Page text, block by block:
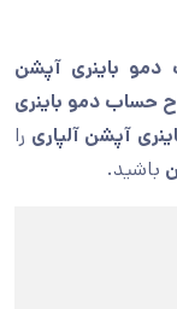
باینری آپشن
حساب دمو باینری
آپشن آلپاری را
باشید.